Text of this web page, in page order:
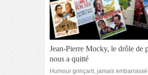
Jean-Pierre Mocky, le drôle de
nous a quitté
Humour grinçant, jamais